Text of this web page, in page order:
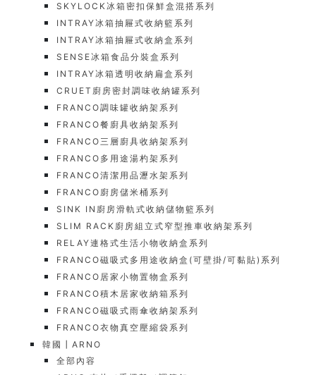
SKYLOCK冰箱密扣保鮮盒混搭系列
INTRAY冰箱抽屜式收納籃系列
INTRAY冰箱抽屜式收納盒系列
SENSE冰箱食品分裝盒系列
INTRAY冰箱透明收納扁盒系列
CRUET廚房密封調味收納罐系列
FRANCO調味罐收納架系列
FRANCO餐廚具收納架系列
FRANCO三層廚具收納架系列
FRANCO多用途湯杓架系列
FRANCO清潔用品瀝水架系列
FRANCO廚房儲米桶系列
SINK IN廚房滑軌式收納儲物籃系列
SLIM RACK廚房組立式窄型推車收納架系列
RELAY連格式生活小物收納盒系列
FRANCO磁吸式多用途收納盒(可壁掛/可黏貼)系列
FRANCO居家小物置物盒系列
FRANCO積木居家收納箱系列
FRANCO磁吸式雨傘收納架系列
FRANCO衣物真空壓縮袋系列
韓國┃ARNO
全部內容